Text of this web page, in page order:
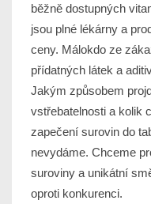
běžně dostupných
jsou plné lékárny a
ceny. Málokdo ze
přídatných látek a
Jakým způsobem
vstřebatelnosti a kolik
zapečení surovin do
nevydáme. Chceme
suroviny a unikátní
oproti konkurenci.